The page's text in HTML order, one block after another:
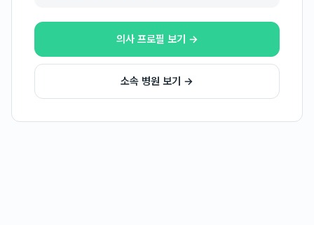
의사 프로필 보기 →
소속 병원 보기 →